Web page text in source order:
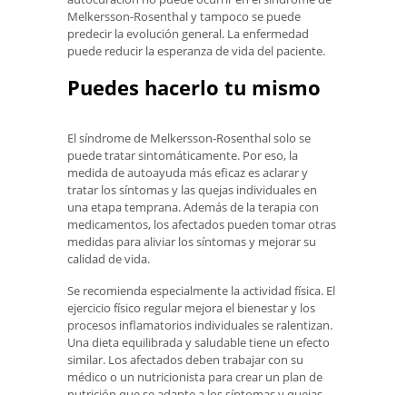
Melkersson-Rosenthal y tampoco se puede
predecir la evolución general. La enfermedad
puede reducir la esperanza de vida del paciente.
Puedes hacerlo tu mismo
El síndrome de Melkersson-Rosenthal solo se
puede tratar sintomáticamente. Por eso, la
medida de autoayuda más eficaz es aclarar y
tratar los síntomas y las quejas individuales en
una etapa temprana. Además de la terapia con
medicamentos, los afectados pueden tomar otras
medidas para aliviar los síntomas y mejorar su
calidad de vida.
Se recomienda especialmente la actividad física. El
ejercicio físico regular mejora el bienestar y los
procesos inflamatorios individuales se ralentizan.
Una dieta equilibrada y saludable tiene un efecto
similar. Los afectados deben trabajar con su
médico o un nutricionista para crear un plan de